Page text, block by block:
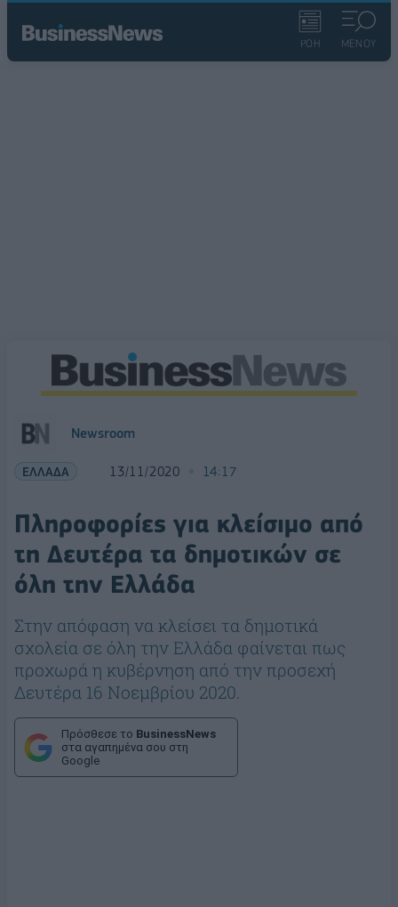
ΡΟΗ ΜΕΝΟΥ
Newsroom
ΕΛΛΑΔΑ 13/11/2020 14:17
Πληροφορίες για κλείσιμο από
τη Δευτέρα τα δημοτικών σε
όλη την Ελλάδα
Στην απόφαση να κλείσει τα δημοτικά
σχολεία σε όλη την Ελλάδα φαίνεται πως
προχωρά η κυβέρνηση από την προσεχή
Δευτέρα 16 Νοεμβρίου 2020.
Πρόσθεσε το BusinessNews
στα αγαπημένα σου στη
Google